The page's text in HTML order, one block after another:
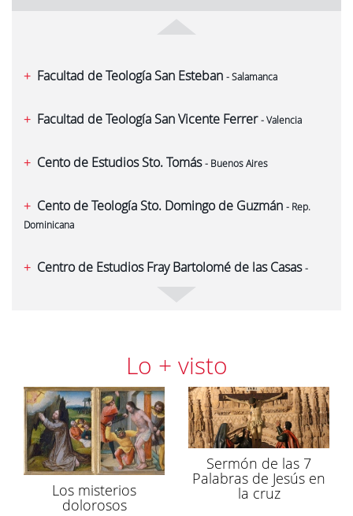
Facultad de Teología San Esteban - Salamanca
Facultad de Teología San Vicente Ferrer- Valencia
Cento de Estudios Sto. Tomás- Buenos Aires
Cento de Teología Sto. Domingo de Guzmán - Rep.
Dominicana
Centro de Estudios Fray Bartolomé de las Casas-
Biblioteca de Torrent - Valencia
Biblioteca de Caleruega - Burgos
Biblioteca del Libro Histórico - Salamanca
Archivo Histórico Prov. Hispania
Lo + visto
Los misterios
dolorosos
Sermón de las 7
Palabras de Jesús en
la cruz